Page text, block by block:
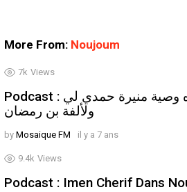
More From: Noujoum
7k Views
Podcast : إيمان الشريف : »هذه وصية منيرة حمدي لي
ولألفة بن رمضان
by Mosaique FM il y a 7 ans
9.4k Views
Podcast : Imen Cherif Dans